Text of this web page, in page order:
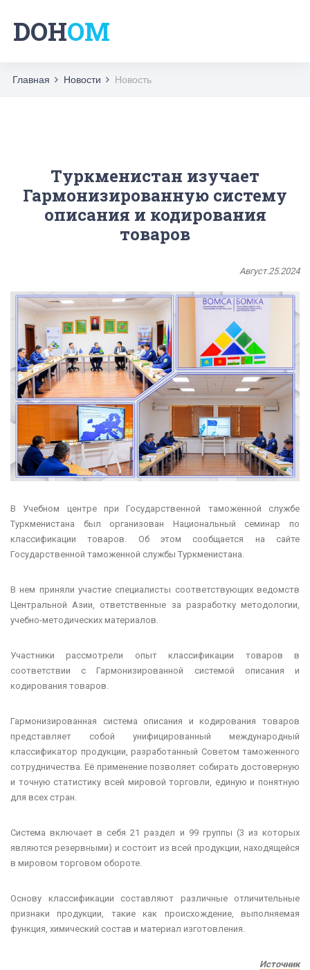
DOHOM
Главная Новости Новость
Туркменистан изучает
Гармонизированную систему
описания и кодирования
товаров
Август.25.2024
В Учебном центре при Государственной таможенной службе
Туркменистана был организован Национальный семинар по
классификации товаров. Об этом сообщается на сайте
Государственной таможенной службы Туркменистана.
В нем приняли участие специалисты соответствующих ведомств
Центральной Азии, ответственные за разработку методологии,
учебно-методических материалов.
Участники рассмотрели опыт классификации товаров в
соответствии с Гармонизированной системой описания и
кодирования товаров.
Гармонизированная система описания и кодирования товаров
представляет собой унифицированный международный
классификатор продукции, разработанный Советом таможенного
сотрудничества. Её применение позволяет собирать достоверную
и точную статистику всей мировой торговли, единую и понятную
для всех стран.
Система включает в себя 21 раздел и 99 группы (3 из которых
являются резервными) и состоит из всей продукции, находящейся
в мировом торговом обороте.
Основу классификации составляют различные отличительные
признаки продукции, такие как происхождение, выполняемая
функция, химический состав и материал изготовления.
Источник